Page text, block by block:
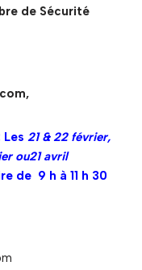
de Sécurité
21 & 22 février,
ou21 avril
de 9 h à 11 h 30